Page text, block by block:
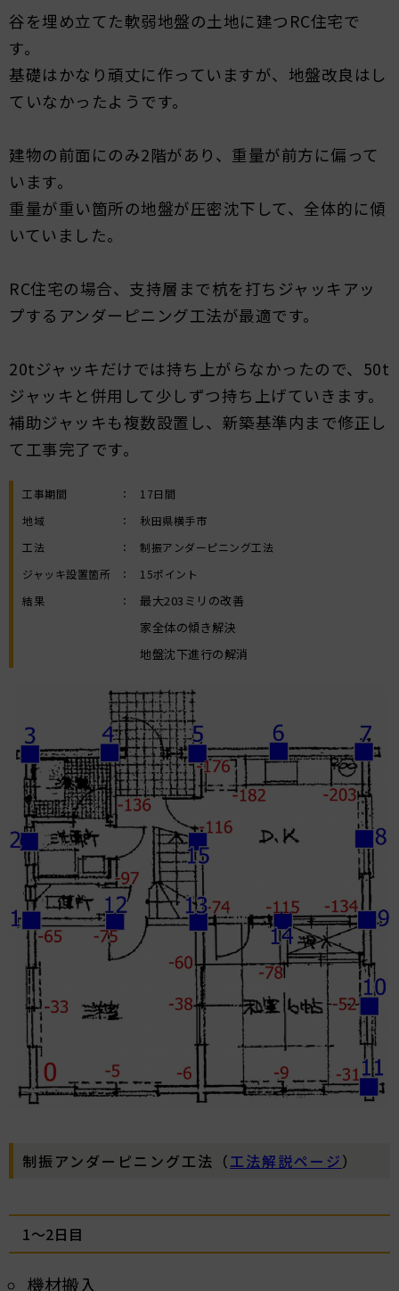
谷を埋め立てた軟弱地盤の土地に建つRC住宅で
す。
基礎はかなり頑丈に作っていますが、地盤改良はし
ていなかったようです。
建物の前面にのみ2階があり、重量が前方に偏って
います。
重量が重い箇所の地盤が圧密沈下して、全体的に傾
いていました。
RC住宅の場合、支持層まで杭を打ちジャッキアッ
プするアンダーピニング工法が最適です。
20tジャッキだけでは持ち上がらなかったので、50t
ジャッキと併用して少しずつ持ち上げていきます。
補助ジャッキも複数設置し、新築基準内まで修正し
て工事完了です。
工事期間 ：
17日間
地域
：
秋田県横手市
工法
：
制振アンダーピニング工法
ジャッキ設置箇所
：
15ポイント
結果
：
最大203ミリの改善
家全体の傾き解決
地盤沈下進行の解消
制振アンダーピニング工法（工法解説ページ）
1～2日目
機材搬入